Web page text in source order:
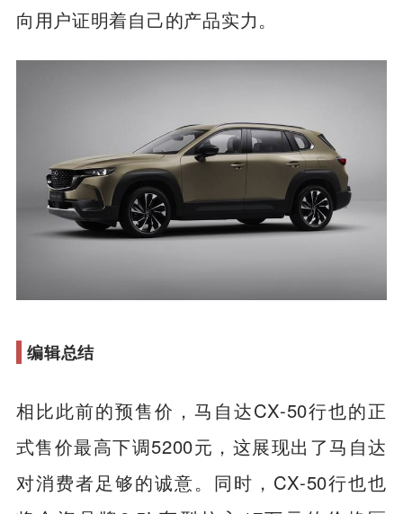
越世界最高峰的壮举，同时也是对CX-50行
也产品性能最好的印证，马自达以实际行动
编辑总结
相比此前的预售价，马自达CX-50行也的正